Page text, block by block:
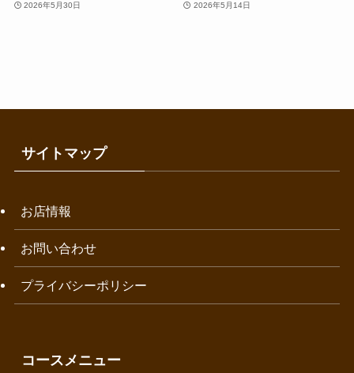
2026年5月30日 2026年5月14日
サイトマップ
お店情報
お問い合わせ
プライバシーポリシー
コースメニュー